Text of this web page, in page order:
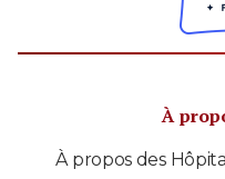
À
À propos des